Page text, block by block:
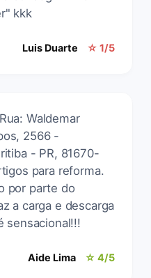
kkk
Luis Duarte ☆ 1/5
Waldemar
2566 -
- PR, 81670-
para reforma.
por parte do
a carga e descarga
sensacional!!!
Aide Lima ☆ 4/5